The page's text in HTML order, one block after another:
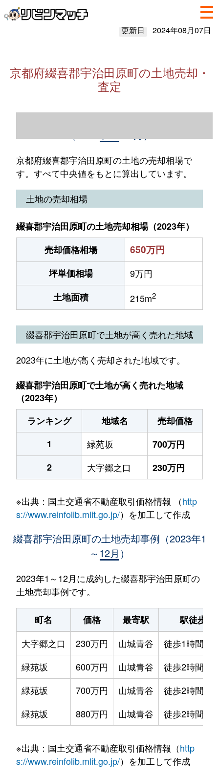
更新日 2024年08月07日
京都府綴喜郡宇治田原町の土地売却・
査定
京都府綴喜郡宇治田原町の土地の売却相場で
す。すべて中央値をもとに算出しています。
土地の売却相場
綴喜郡宇治田原町の土地売却相場（2023年）
売却価格相場
650万円
坪単価相場
9万円
土地面積
215m2
綴喜郡宇治田原町で土地が高く売れた地域
2023年に土地が高く売却された地域です。
綴喜郡宇治田原町で土地が高く売れた地域
（2023年）
ランキング
地域名
売却価格
1
緑苑坂
700万円
2
大字郷之口 230万円
※出典：国土交通省不動産取引価格情報 （http
s://www.reinfolib.mlit.go.jp/）を加工して作成
綴喜郡宇治田原町の土地売却事例（2023年1
～12月）
2023年1～12月に成約した綴喜郡宇治田原町の
土地売却事例です。
町名 価格 最寄駅
駅徒歩
大字郷之口
230万円 山城青谷
徒歩1時間15
緑苑坂
600万円 山城青谷
徒歩2時間
緑苑坂
700万円 山城青谷
徒歩2時間
緑苑坂
880万円 山城青谷 徒歩2時間
※出典：国土交通省不動産取引価格情報（http
s://www.reinfolib.mlit.go.jp/）を加工して作成